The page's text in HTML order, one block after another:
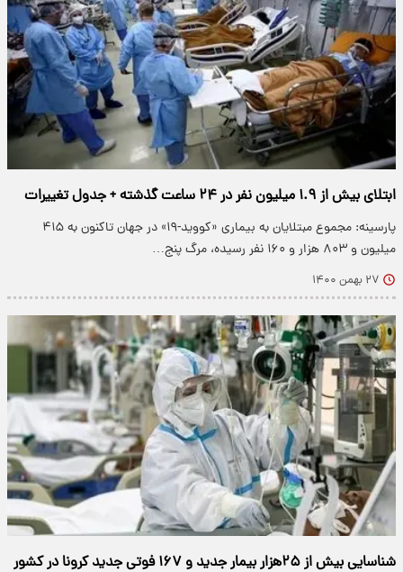
ابتلای بیش از ۱.۹ میلیون نفر در ۲۴ ساعت گذشته + جدول تغییرات
پارسینه: مجموع مبتلایان به بیماری «کووید-۱۹» در جهان تاکنون به ۴۱۵
میلیون و ۸۰۳ هزار و ۱۶۰ نفر رسیده، مرگ پنج…
۲۷ بهمن ۱۴۰۰
شناسایی بیش از ۲۵هزار بیمار جدید و ۱۶۷ فوتی جدید کرونا در کشور